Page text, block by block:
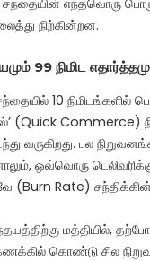
எந்தவொரு
நிற்கின்றன.
99 நிமிட
10 நிமிடங்களில்
(Quick Commerce)
வருகிறது. பல
ஒவ்வொரு
Rate)
மத்தியில்,
கொண்டு சில